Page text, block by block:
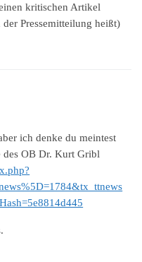
kritischen Artikel
Pressemitteilung heißt)
ich denke du meintest
des OB Dr. Kurt Gribl